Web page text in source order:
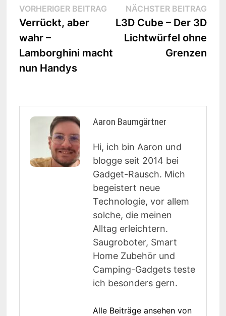
Beitrags-
Navigation
VORHERIGER BEITRAGVorheriger
Beitrag:
Verrückt, aber
wahr –
Lamborghini macht
nun Handys
NÄCHSTER BEITRAG
L3D Cube – Der 3D
Lichtwürfel ohne
Grenzen
Aaron Baumgärtner
Hi, ich bin Aaron und
blogge seit 2014 bei
Gadget-Rausch. Mich
begeistert neue
Technologie, vor allem
solche, die meinen
Alltag erleichtern.
Saugroboter, Smart
Home Zubehör und
Camping-Gadgets teste
ich besonders gern.
Alle Beiträge ansehen von